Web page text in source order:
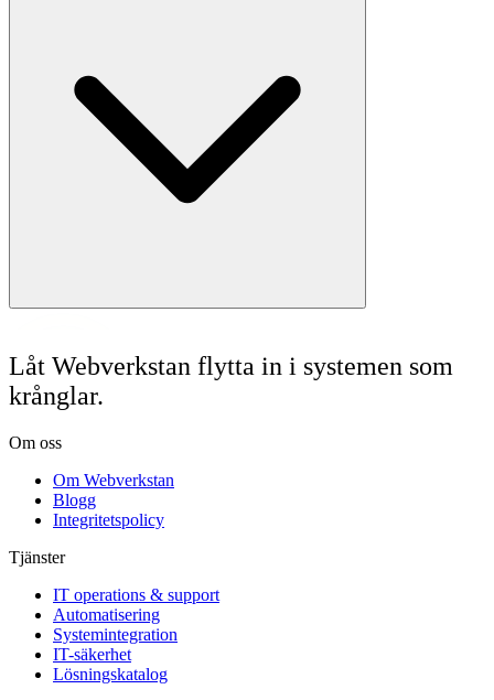
Låt Webverkstan flytta in i systemen som
krånglar.
Om oss
Om Webverkstan
Blogg
Integritetspolicy
Tjänster
IT operations & support
Automatisering
Systemintegration
IT-säkerhet
Lösningskatalog